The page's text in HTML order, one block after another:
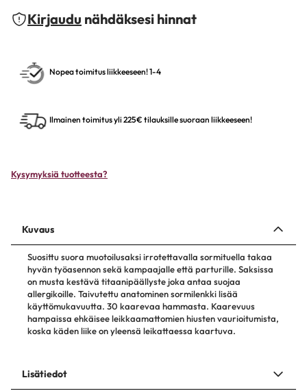
Kirjaudu nähdäksesi hinnat
Nopea toimitus liikkeeseen! 1-4
Ilmainen toimitus yli 225€ tilauksille suoraan liikkeeseen!
Kysymyksiä tuotteesta?
Kuvaus
Suosittu suora muotoilusaksi irrotettavalla sormituella takaa
hyvän työasennon sekä kampaajalle että parturille. Saksissa
on musta kestävä titaanipäällyste joka antaa suojaa
allergikoille. Taivutettu anatominen sormilenkki lisää
käyttömukavuutta. 30 kaarevaa hammasta. Kaarevuus
hampaissa ehkäisee leikkaamattomien hiusten vaurioitumista,
koska käden liike on yleensä leikattaessa kaartuva.
Lisätiedot